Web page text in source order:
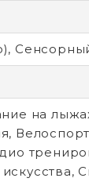
на